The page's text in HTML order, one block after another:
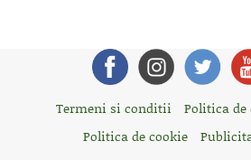
Termeni si conditii
Politica
Politica de cookie